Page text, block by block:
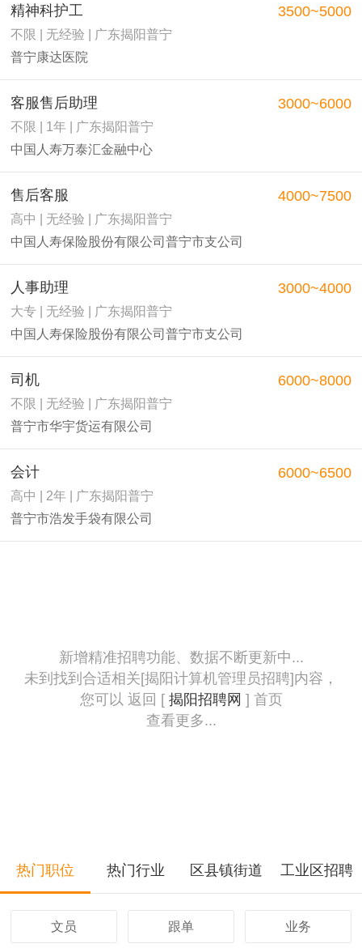
精神科护工
不限 | 无经验 | 广东揭阳普宁
普宁康达医院
3500~5000
客服售后助理
不限 | 1年 | 广东揭阳普宁
中国人寿万泰汇金融中心
3000~6000
售后客服
高中 | 无经验 | 广东揭阳普宁
中国人寿保险股份有限公司普宁市支公司
4000~7500
人事助理
大专 | 无经验 | 广东揭阳普宁
中国人寿保险股份有限公司普宁市支公司
3000~4000
司机
不限 | 无经验 | 广东揭阳普宁
普宁市华宇货运有限公司
6000~8000
会计
高中 | 2年 | 广东揭阳普宁
普宁市浩发手袋有限公司
6000~6500
新增精准招聘功能、数据不断更新中...
未到找到合适相关[揭阳计算机管理员招聘]内容，
您可以 返回 [ 揭阳招聘网 ] 首页
查看更多...
热门职位 热门行业 区县镇街道 工业区招聘
文员 跟单 业务